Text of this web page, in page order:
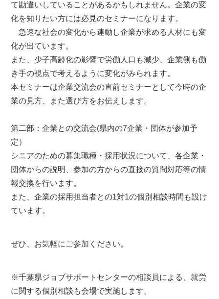
て勘違いしていることがあるかもしれません。企業の変
化を知りたい方には必見のセミナーになります。
急速な社会の変化から連動し企業が求める人材にも変
化が出ています。
また、少子高齢化の影響で労働人口も減少、企業側も働
き手の視点で考えるように変化がみられます。
本セミナーは企業交流会の直前セミナーとして今時の企
業の見方、また選び方をお伝えします。
第二部：企業との交流会(県内の7企業・団体が参加予
定）
シニアのための募集職種・採用状況について、各企業・
団体からの説明、参加の方からの直接の質問対応等の情
報交換を行います。
また、企業の採用担当者との1対1の個別相談時間も設け
ています。
ぜひ、お気軽にご参加ください。
※千葉県ジョブサポートセンターの相談員による、就労
に関する個別相談も会場で実施します。